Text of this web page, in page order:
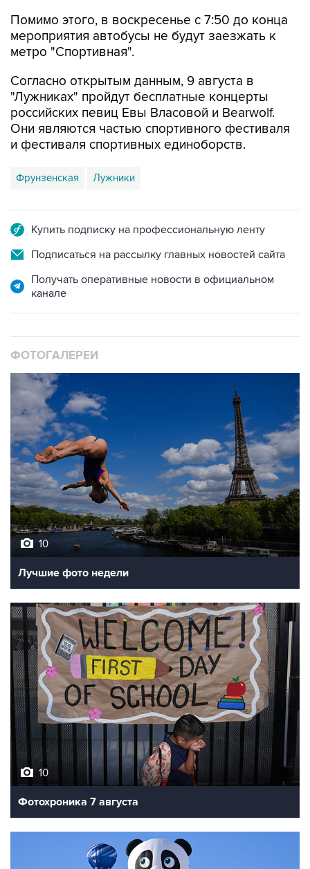
Помимо этого, в воскресенье с 7:50 до конца
мероприятия автобусы не будут заезжать к
метро "Спортивная".
Согласно открытым данным, 9 августа в
"Лужниках" пройдут бесплатные концерты
российских певиц Евы Власовой и Bearwolf.
Они являются частью спортивного фестиваля
и фестиваля спортивных единоборств.
Фрунзенская Лужники
Купить подписку на профессиональную ленту
Подписаться на рассылку главных новостей сайта
Получать оперативные новости в официальном
канале
ФОТОГАЛЕРЕИ
10
Лучшие фото недели
10
Фотохроника 7 августа